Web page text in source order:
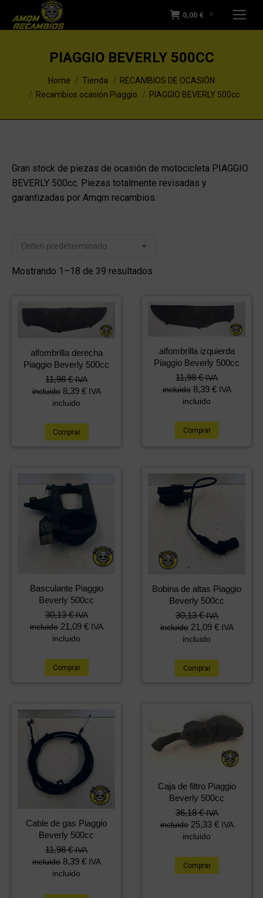
0,00 € 0
PIAGGIO BEVERLY 500CC
You are here:Home Tienda
RECAMBIOS DE OCASIÓN
Recambios ocasión Piaggio
PIAGGIO BEVERLY 500cc
Gran stock de piezas de ocasión de motocicleta PIAGGIO
BEVERLY 500cc. Piezas totalmente revisadas y
garantizadas por Amqm recambios.
Mostrando 1–18 de 39 resultados
alfombrilla derecha
Piaggio Beverly 500cc
11,98€ IVA
incluido 8,39 € IVA
incluido
Comprar
alfombrilla izquierda
Piaggio Beverly 500cc
11,98€ IVA
incluido 8,39 € IVA
incluido
Comprar
Basculante Piaggio
Beverly 500cc
30,13€ IVA
incluido 21,09 € IVA
incluido
Comprar
Bobina de altas Piaggio
Beverly 500cc
30,13€ IVA
incluido 21,09 € IVA
incluido
Comprar
Cable de gas Piaggio
Beverly 500cc
11,98€ IVA
incluido 8,39 € IVA
incluido
Caja de filtro Piaggio
Beverly 500cc
36,18€ IVA
incluido 25,33 € IVA
incluido
Comprar